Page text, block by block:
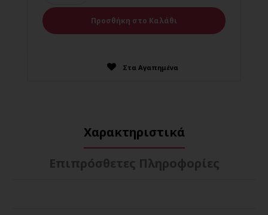
Στα Αγαπημένα
Χαρακτηριστικά
Επιπρόσθετες Πληροφορίες